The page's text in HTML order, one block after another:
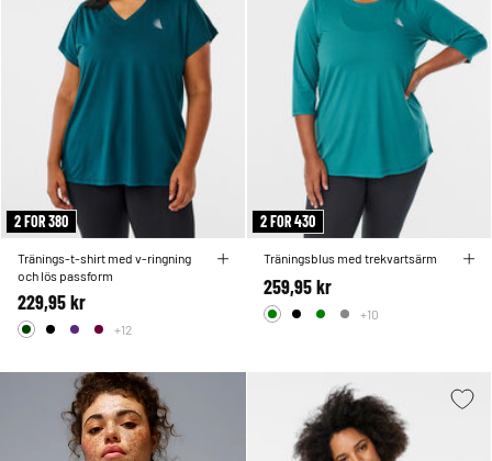
2 FOR 380
Tränings-t-shirt med v-ringning
och lös passform
229,95 kr
+12
2 FOR 430
Träningsblus med trekvartsärm
259,95 kr
+10